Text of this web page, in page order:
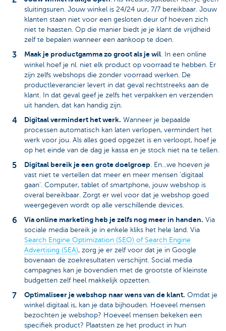
sluitingsuren. Jouw winkel is 24/24 uur, 7/7 bereikbaar. Jouw
klanten staan niet voor een gesloten deur of hoeven zich
niet te haasten. Op die manier biedt je je klant de vrijdheid
zelf te bepalen wanneer een aankoop te doen.
Maak je productgamma zo groot als je wil. In een online
winkel hoef je nl. niet elk product op voorraad te hebben. Er
zijn zelfs webshops die zonder voorraad werken. De
productleverancier levert in dat geval rechtstreeks aan de
klant. In dat geval geef je zelfs het verpakken en verzenden
uit handen, dat kan handig zijn.
Digitaal vermindert het werk. Wanneer je bepaalde
processen automatisch kan laten verlopen, vermindert het
werk voor jou. Als alles goed opgezet is en verloopt, hoef je
op het einde van de dag je kassa en je stock niet na te tellen.
Digitaal bereik je een grote doelgroep. En...we hoeven je
vast niet te vertellen dat meer en meer mensen 'digitaal
gaan'. Computer, tablet of smartphone, jouw webshop is
overal bereikbaar. Zorgt er wel voor dat je webshop goed
weergegeven wordt op alle verschillende devices.
Via online marketing heb je zelfs nog meer in handen. Via
sociale media bereik je in enkele kliks het hele land. Via
Search Engine Optimization (SEO) of Search Engine
Advertising (SEA), zorg je er zelf voor dat je in Google
bovenaan de zoekresultaten verschijnt. Social media
campagnes kan je bovendien met de grootste of kleinste
budgetten zelf heel makkelijk opzetten.
Optimaliseer je webshop naar wens van de klant. Omdat je
winkel digitaal is, kan je data bijhouden. Hoeveel mensen
bezochten je webshop? Hoeveel mensen bekeken een
specifiek product? Plaatsten ze het product in hun